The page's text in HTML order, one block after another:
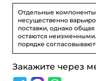
Отдельные
несущественно
поставки, однако общая
остаются
порядке
Закажите через